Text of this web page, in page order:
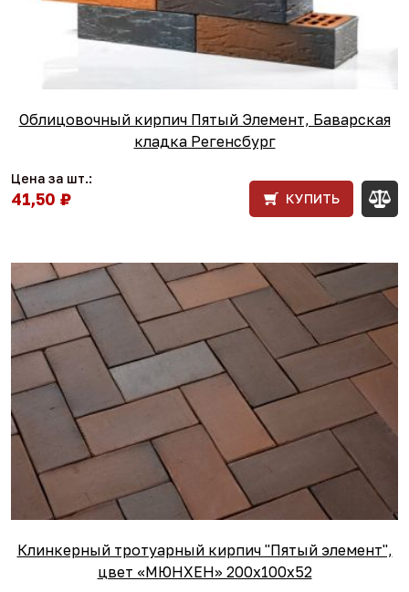
Облицовочный кирпич Пятый Элемент, Баварская
кладка Регенсбург
Цена за шт.:
41,50 ₽ КУПИТЬ
Клинкерный тротуарный кирпич "Пятый элемент",
цвет «МЮНХЕН» 200х100х52